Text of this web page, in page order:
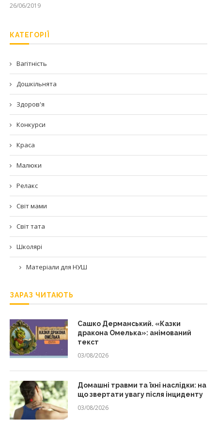
26/06/2019
КАТЕГОРІЇ
Вагітність
Дошкільнята
Здоров'я
Конкурси
Краса
Малюки
Релакс
Світ мами
Світ тата
Школярі
Матеріали для НУШ
ЗАРАЗ ЧИТАЮТЬ
Сашко Дерманський. «Казки
дракона Омелька»: анімований
текст
03/08/2026
Домашні травми та їхні наслідки: на
що звертати увагу після інциденту
03/08/2026